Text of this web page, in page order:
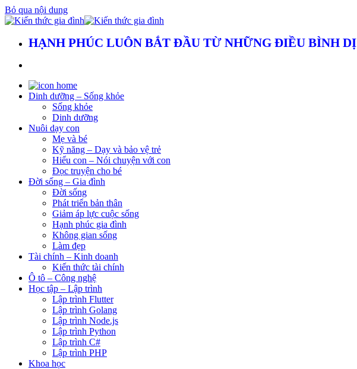
Bỏ qua nội dung
HẠNH PHÚC LUÔN BẮT ĐẦU TỪ NHỮNG ĐIỀU BÌNH DỊ
Dinh dưỡng – Sống khỏe
Sống khỏe
Dinh dưỡng
Nuôi dạy con
Mẹ và bé
Kỹ năng – Dạy và bảo vệ trẻ
Hiểu con – Nói chuyện với con
Đọc truyện cho bé
Đời sống – Gia đình
Đời sống
Phát triển bản thân
Giảm áp lực cuộc sống
Hạnh phúc gia đình
Không gian sống
Làm đẹp
Tài chính – Kinh doanh
Kiến thức tài chính
Ô tô – Công nghệ
Học tập – Lập trình
Lập trình Flutter
Lập trình Golang
Lập trình Node.js
Lập trình Python
Lập trình C#
Lập trình PHP
Khoa học